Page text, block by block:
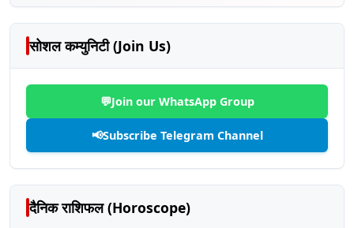
सोशल कम्युनिटी (Join Us)
💬Join our WhatsApp Group
📢Subscribe Telegram Channel
दैनिक राशिफल (Horoscope)